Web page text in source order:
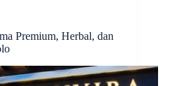
Premium, Herbal, dan